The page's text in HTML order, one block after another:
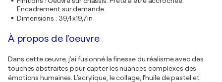
Encadrement sur demande.
Dimensions : 39,4x19,7in
À propos de l'oeuvre
Dans cette œuvre, j'ai fusionné la finesse du réalisme avec des
touches abstraites pour capter les nuances complexes des
émotions humaines. L'acrylique, le collage, l'huile de pastel et